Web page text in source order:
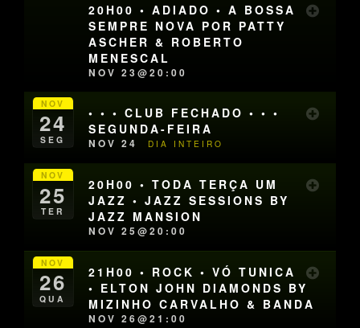
20H00 • ADIADO • A BOSSA
SEMPRE NOVA POR PATTY
ASCHER & ROBERTO
MENESCAL
NOV 23@20:00
NOV
24
SEG
• • • CLUB FECHADO • • •
SEGUNDA-FEIRA
NOV 24 DIA INTEIRO
NOV
25
TER
20H00 • TODA TERÇA UM
JAZZ • JAZZ SESSIONS BY
JAZZ MANSION
NOV 25@20:00
NOV
26
QUA
21H00 • ROCK • VÓ TUNICA
• ELTON JOHN DIAMONDS BY
MIZINHO CARVALHO & BANDA
NOV 26@21:00